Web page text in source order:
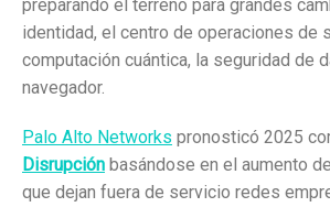
preparando el terreno para grandes
identidad, el centro de operaciones de
computación cuántica, la seguridad de
navegador.
Palo Alto Networks pronosticó 2025
Disrupción basándose en el aumento
que dejan fuera de servicio redes